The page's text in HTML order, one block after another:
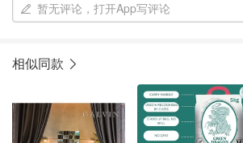
暂无评论，打开App写评论
相似同款